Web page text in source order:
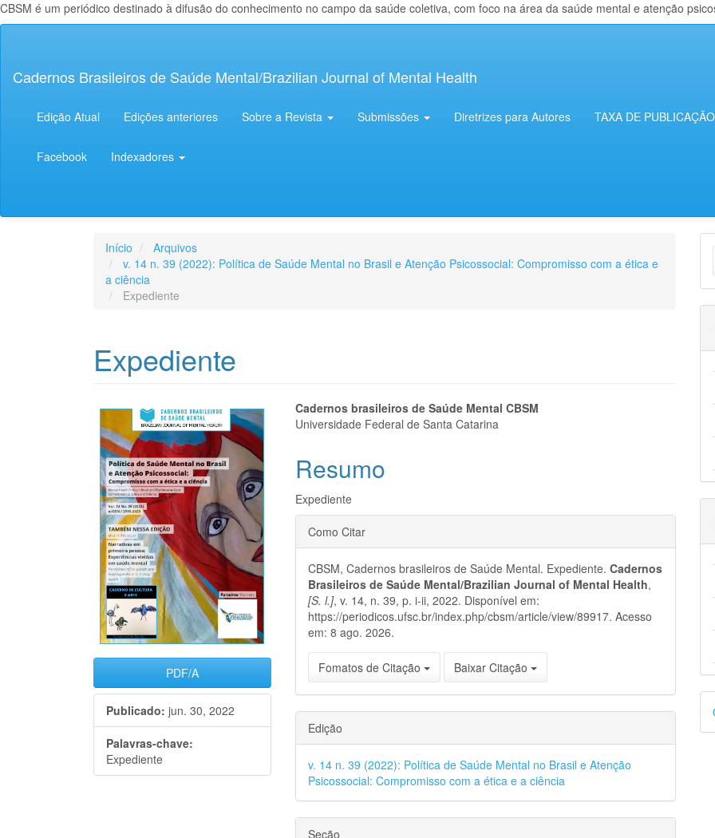
CBSM é um periódico destinado à difusão do conhecimento no campo da saúde coletiva, com foco na área da saúde mental e atenção
principal
Lateral
Cadernos Brasileiros de Saúde Mental/Brazilian Journal of Mental Health
Edição Atual Edições anteriores Sobre a Revista Submissões Diretrizes para Autores TAXA DE PUBLICAÇÃO
Facebook Indexadores
Início
Arquivos
v. 14 n. 39 (2022): Política de Saúde Mental no Brasil e Atenção Psicossocial: Compromisso com a ética e
a ciência
Expediente
Expediente
Barra
lateral
de
artigos
PDF/A
Publicado: jun. 30, 2022
Palavras-chave:
Expediente
Conteúdo
artigo
principal
Cadernos brasileiros de Saúde Mental CBSM
Universidade Federal de Santa Catarina
Resumo
Expediente
Detalhes
do
artigo
Como Citar
CBSM, Cadernos brasileiros de Saúde Mental. Expediente.Cadernos
Brasileiros de Saúde Mental/Brazilian Journal of Mental Health,
[S. l.], v. 14, n. 39, p. i-ii, 2022. Disponível em:
https://periodicos.ufsc.br/index.php/cbsm/article/view/89917. Acesso
em: 8 ago. 2026.
Fomatos de Citação Baixar Citação
Edição
v. 14 n. 39 (2022): Política de Saúde Mental no Brasil e Atenção
Psicossocial: Compromisso com a ética e a ciência
Seção